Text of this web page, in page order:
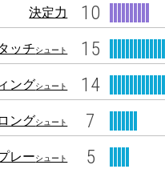
決定力 10
ッチシュート 15
ングシュート 14
ロングシュート 7
レーシュート 5